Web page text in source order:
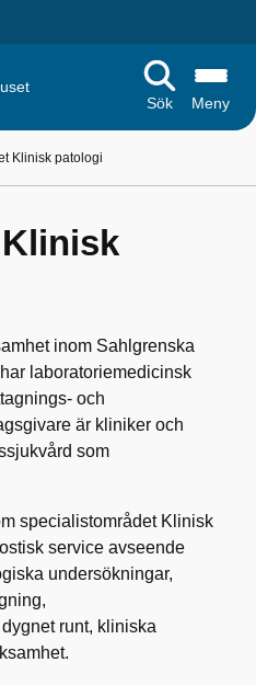
Sök
Meny
Klinisk patologi
inom Sahlgrenska
laboratoriemedicinsk
och
är kliniker och
som
specialistområdet Klinisk
service avseende
undersökningar,
runt, kliniska